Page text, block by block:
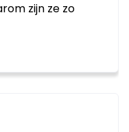
zijn ze zo